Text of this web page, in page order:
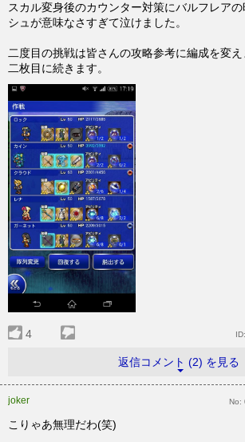
スカル変身後のカウンター対策にバルフレア
シュが意味なさすぎて泣けました。
二度目の挑戦は皆さんの攻略参考に編成を変え
二枚目に続きます。
4 ID:
返信コメント (2) を見る
joker No:
こりゃあ無理だわ(笑)